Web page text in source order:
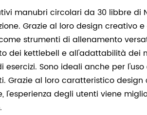
manubri circolari da 30 libbre di
Grazie al loro design creativo
strumenti di allenamento
dei kettlebell e all'adattabilità dei
esercizi. Sono ideali anche per
Grazie al loro caratteristico
l'esperienza degli utenti viene